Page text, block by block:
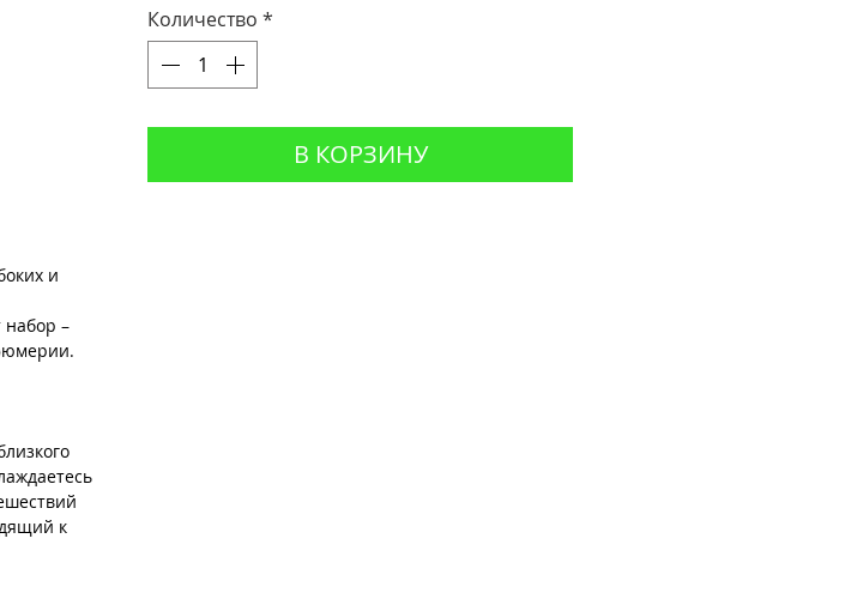
и
набор –
к
Количество *
В КОРЗИНУ